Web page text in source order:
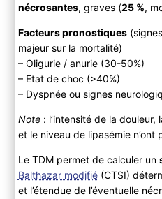
nécrosantes, graves (25 %,
Facteurs pronostiques
majeur sur la mortalité)
– Oligurie / anurie (30-50%)
– Etat de choc (>40%)
– Dyspnée ou signes
Note : l’intensité de la douleur,
et le niveau de lipasémie
Le TDM permet de calculer un
Balthazar modifié(CTSI)
et l’étendue de l’éventuelle